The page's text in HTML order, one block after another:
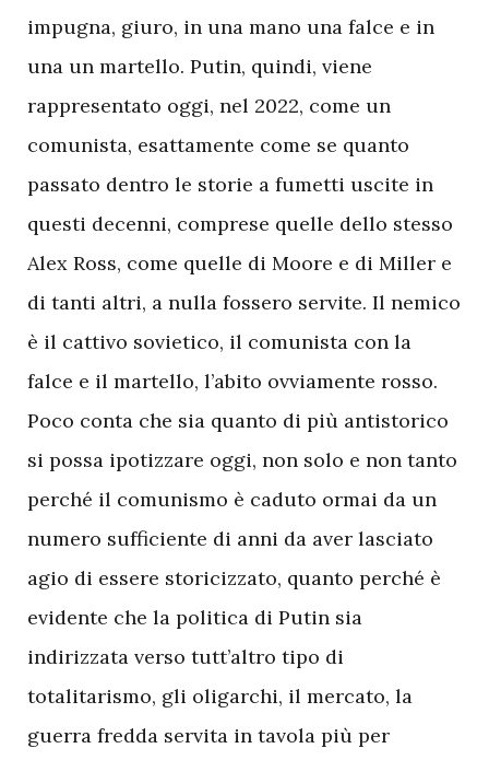
impugna, giuro, in una mano una falce e in
una un martello. Putin, quindi, viene
rappresentato oggi, nel 2022, come un
comunista, esattamente come se quanto
passato dentro le storie a fumetti uscite in
questi decenni, comprese quelle dello stesso
Alex Ross, come quelle di Moore e di Miller e
di tanti altri, a nulla fossero servite. Il nemico
è il cattivo sovietico, il comunista con la
falce e il martello, l’abito ovviamente rosso.
Poco conta che sia quanto di più antistorico
si possa ipotizzare oggi, non solo e non tanto
perché il comunismo è caduto ormai da un
numero sufficiente di anni da aver lasciato
agio di essere storicizzato, quanto perché è
evidente che la politica di Putin sia
indirizzata verso tutt’altro tipo di
totalitarismo, gli oligarchi, il mercato, la
guerra fredda servita in tavola più per